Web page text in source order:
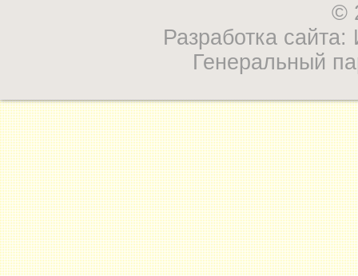
©
Разработка
Генеральный